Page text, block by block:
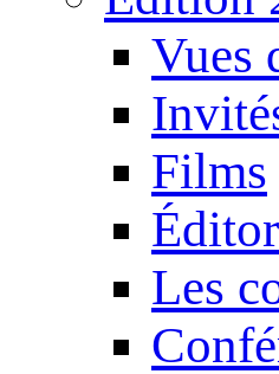
Vues
Films
Les